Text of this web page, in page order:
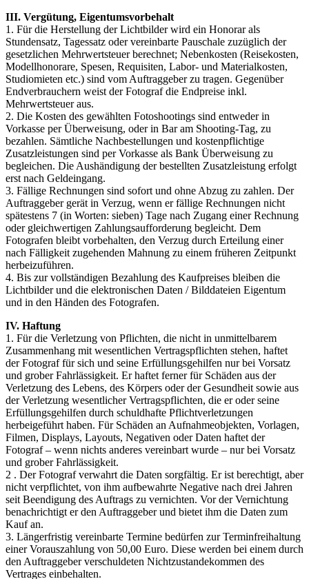
III. Vergütung, Eigentumsvorbehalt
1. Für die Herstellung der Lichtbilder wird ein Honorar als
Stundensatz, Tagessatz oder vereinbarte Pauschale zuzüglich der
gesetzlichen Mehrwertsteuer berechnet; Nebenkosten (Reisekosten,
Modellhonorare, Spesen, Requisiten, Labor- und Materialkosten,
Studiomieten etc.) sind vom Auftraggeber zu tragen. Gegenüber
Endverbrauchern weist der Fotograf die Endpreise inkl.
Mehrwertsteuer aus.
2. Die Kosten des gewählten Fotoshootings sind entweder in
Vorkasse per Überweisung, oder in Bar am Shooting-Tag, zu
bezahlen. Sämtliche Nachbestellungen und kostenpflichtige
Zusatzleistungen sind per Vorkasse als Bank Überweisung zu
begleichen. Die Aushändigung der bestellten Zusatzleistung erfolgt
erst nach Geldeingang.
3. Fällige Rechnungen sind sofort und ohne Abzug zu zahlen. Der
Auftraggeber gerät in Verzug, wenn er fällige Rechnungen nicht
spätestens 7 (in Worten: sieben) Tage nach Zugang einer Rechnung
oder gleichwertigen Zahlungsaufforderung begleicht. Dem
Fotografen bleibt vorbehalten, den Verzug durch Erteilung einer
nach Fälligkeit zugehenden Mahnung zu einem früheren Zeitpunkt
herbeizuführen.
4. Bis zur vollständigen Bezahlung des Kaufpreises bleiben die
Lichtbilder und die elektronischen Daten / Bilddateien Eigentum
und in den Händen des Fotografen.
IV. Haftung
1. Für die Verletzung von Pflichten, die nicht in unmittelbarem
Zusammenhang mit wesentlichen Vertragspflichten stehen, haftet
der Fotograf für sich und seine Erfüllungsgehilfen nur bei Vorsatz
und grober Fahrlässigkeit. Er haftet ferner für Schäden aus der
Verletzung des Lebens, des Körpers oder der Gesundheit sowie aus
der Verletzung wesentlicher Vertragspflichten, die er oder seine
Erfüllungsgehilfen durch schuldhafte Pflichtverletzungen
herbeigeführt haben. Für Schäden an Aufnahmeobjekten, Vorlagen,
Filmen, Displays, Layouts, Negativen oder Daten haftet der
Fotograf – wenn nichts anderes vereinbart wurde – nur bei Vorsatz
und grober Fahrlässigkeit.
2 . Der Fotograf verwahrt die Daten sorgfältig. Er ist berechtigt, aber
nicht verpflichtet, von ihm aufbewahrte Negative nach drei Jahren
seit Beendigung des Auftrags zu vernichten. Vor der Vernichtung
benachrichtigt er den Auftraggeber und bietet ihm die Daten zum
Kauf an.
3. Längerfristig vereinbarte Termine bedürfen zur Terminfreihaltung
einer Vorauszahlung von 50,00 Euro. Diese werden bei einem durch
den Auftraggeber verschuldeten Nichtzustandekommen des
Vertrages einbehalten.